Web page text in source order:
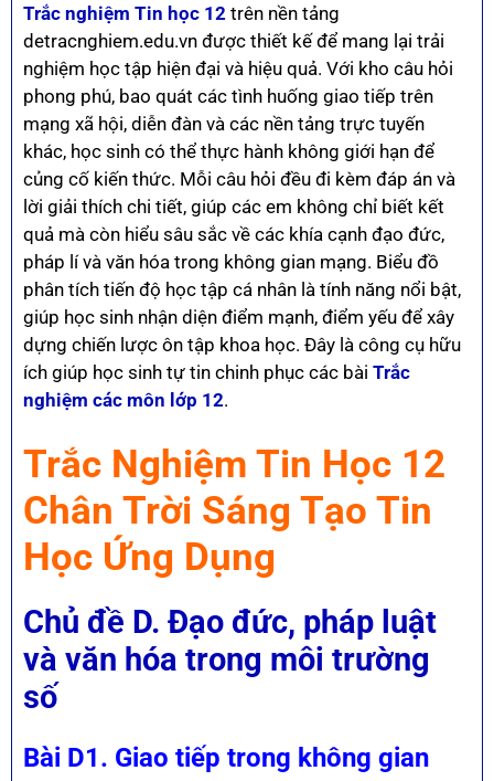
Trắc nghiệm Tin học 12 trên nền tảng
detracnghiem.edu.vn được thiết kế để mang lại trải
nghiệm học tập hiện đại và hiệu quả. Với kho câu hỏi
phong phú, bao quát các tình huống giao tiếp trên
mạng xã hội, diễn đàn và các nền tảng trực tuyến
khác, học sinh có thể thực hành không giới hạn để
củng cố kiến thức. Mỗi câu hỏi đều đi kèm đáp án và
lời giải thích chi tiết, giúp các em không chỉ biết kết
quả mà còn hiểu sâu sắc về các khía cạnh đạo đức,
pháp lí và văn hóa trong không gian mạng. Biểu đồ
phân tích tiến độ học tập cá nhân là tính năng nổi bật,
giúp học sinh nhận diện điểm mạnh, điểm yếu để xây
dựng chiến lược ôn tập khoa học. Đây là công cụ hữu
ích giúp học sinh tự tin chinh phục các bài Trắc
nghiệm các môn lớp 12.
Trắc Nghiệm Tin Học 12
Chân Trời Sáng Tạo Tin
Học Ứng Dụng
Chủ đề D. Đạo đức, pháp luật
và văn hóa trong môi trường
số
Bài D1. Giao tiếp trong không gian